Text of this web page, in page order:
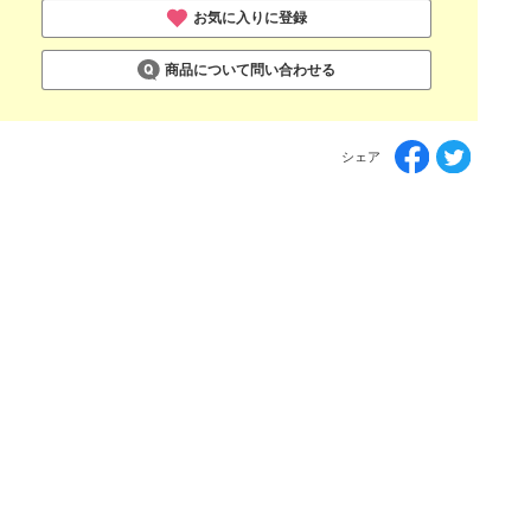
お気に入りに登録
商品について問い合わせる
シェア